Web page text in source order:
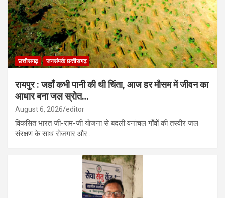
छत्तीसगढ़ जनसंपर्क छत्तीसगढ़
रायपुर : जहाँ कभी पानी की थी चिंता, आज हर मौसम में जीवन का
आधार बना जल स्रोत…
August 6, 2026 editor
विकसित भारत जी-राम-जी योजना से बदली वनांचल गाँवों की तस्वीर जल
संरक्षण के साथ रोजगार और…